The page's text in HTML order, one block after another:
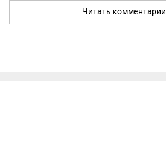
Читать комментарии